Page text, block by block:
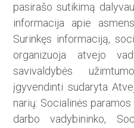
pasirašo sutikimą
informacija apie
Surinkęs informaciją,
organizuoja atvejo
savivaldybės
įgyvendinti sudaryta
narių: Socialinės
darbo vadybininko,